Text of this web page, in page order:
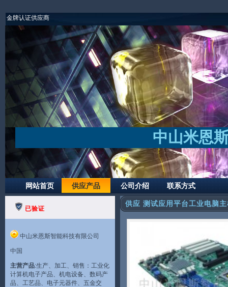
金牌认证供应商
中山米恩
网站首页 供应产品 公司介绍 联系方式
已验证
中山米恩斯智能科技有限公司
中国
主营产品:生产、加工、销售：工业化
计算机电子产品、机电设备、数码产
品、工艺品、电子元器件、五金交
供应 测试应用平台工业电脑